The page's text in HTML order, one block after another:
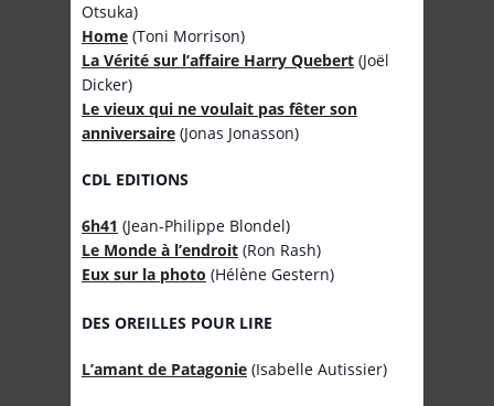
Otsuka)
Home (Toni Morrison)
La Vérité sur l’affaire Harry Quebert (Joël
Dicker)
Le vieux qui ne voulait pas fêter son
anniversaire (Jonas Jonasson)
CDL EDITIONS
6h41 (Jean-Philippe Blondel)
Le Monde à l’endroit (Ron Rash)
Eux sur la photo (Hélène Gestern)
DES OREILLES POUR LIRE
L’amant de Patagonie (Isabelle Autissier)